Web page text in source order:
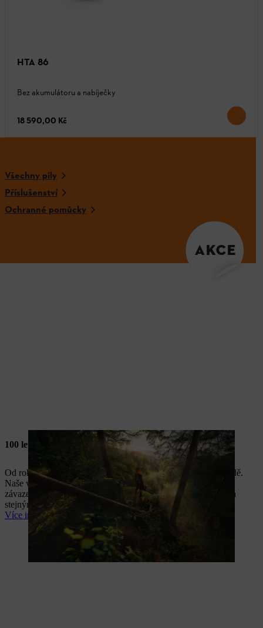
HTA 86
Bez akumulátoru a nabíječky
18 590,00 Kč
Všechny pily
Příslušenství
Ochranné pomůcky
AKCE
100 let STIHL
Od roku 1926 vytváříme nářadí, které usnadňuje práci v přírodě.
Naše výročí pro nás není jen ohlédnutím za minulostí – je to i
závazek, že i nadále budeme stát po vašem boku s inovacemi a
stejným odhodláním jako doposud.
Více informací